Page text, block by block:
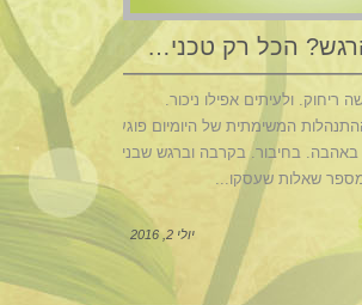
הכל רק טכני…
ריחוק. ולעיתים אפילו ניכור.
המשימתית של היומיום פוגעת
בחיבור. בקרבה וברגש שבנינו.
שאלות שעסקו...
יולי 2, 2016